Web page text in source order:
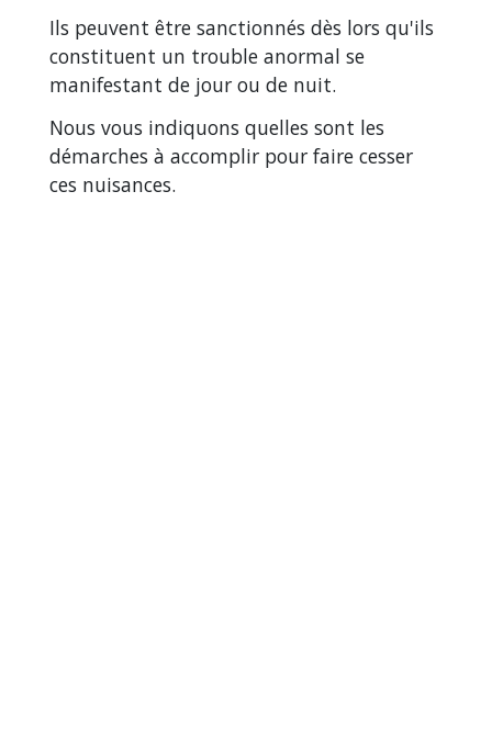
Ils peuvent être sanctionnés dès lors qu'ils
constituent un trouble anormal se
manifestant de jour ou de nuit.
Nous vous indiquons quelles sont les
démarches à accomplir pour faire cesser
ces nuisances.